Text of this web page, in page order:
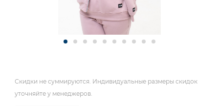
Скидки не суммируются. Индивидуальные размеры скидок
уточняйте у менеджеров.